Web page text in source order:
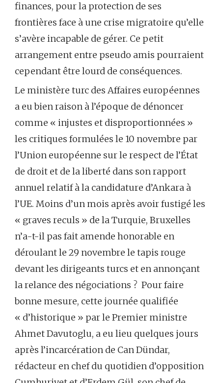
finances, pour la protection de ses
frontières face à une crise migratoire qu’elle
s’avère incapable de gérer. Ce petit
arrangement entre pseudo amis pourraient
cependant être lourd de conséquences.
Le ministère turc des Affaires européennes
a eu bien raison à l’époque de dénoncer
comme « injustes et disproportionnées »
les critiques formulées le 10 novembre par
l’Union européenne sur le respect de l’État
de droit et de la liberté dans son rapport
annuel relatif à la candidature d’Ankara à
l’UE. Moins d’un mois après avoir fustigé les
« graves reculs » de la Turquie, Bruxelles
n’a-t-il pas fait amende honorable en
déroulant le 29 novembre le tapis rouge
devant les dirigeants turcs et en annonçant
la relance des négociations ? Pour faire
bonne mesure, cette journée qualifiée
« d’historique » par le Premier ministre
Ahmet Davutoglu, a eu lieu quelques jours
après l’incarcération de Can Dündar,
rédacteur en chef du quotidien d’opposition